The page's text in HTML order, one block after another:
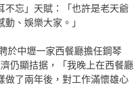
不忘」天賦：「也許是老天爺
、娛樂大家。」
於中壢一家西餐廳擔任鋼琴
仍顯拮据，「我晚上在西餐廳
做了兩年後，對工作滿懷雄心